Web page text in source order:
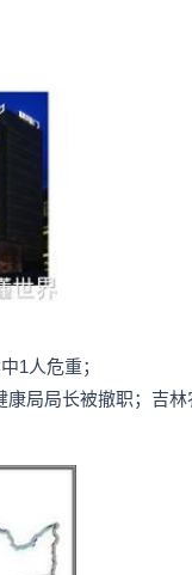
1人危重；
局局长被撤职；吉